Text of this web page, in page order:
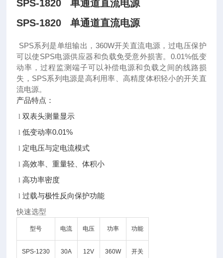
SPS-1820 单通道直流电源
SPS-1820 单通道直流电源
SPS系列是单组输出，360W开关直流电源，过电压保护
可以使SPS电源供应器和负载免受意外损害。0.01%低变
动率，过程监测端子可以补偿电源和负载之间的线路损
失，SPS系列电源是高利用率、高精度体积轻小的开关直
流电源。
产品特点：
l双表头测量显示
l低变动率0.01%
l 定电压与定电流模式
l 高效率、重量轻、体积小
l 高功率密度
l过载与极性反向保护功能
快速选型
型号 电流 电压 功率 功能
SPS-1230 30A 12V 360W 开关